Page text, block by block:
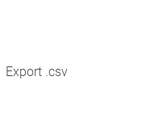
Export .csv